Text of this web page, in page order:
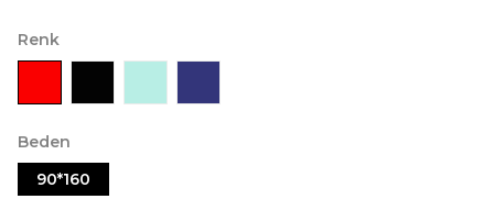
Renk
Beden
90*160